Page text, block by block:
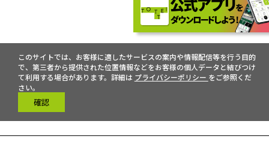
このサイトでは、お客様に適したサービスの案内や情報配信等を行う目的
で、第三者から提供された位置情報などをお客様の個人データと結びつけ
て利用する場合があります。詳細は プライバシーポリシー をご参照くだ
さい。
確認